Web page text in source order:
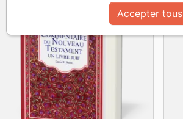
Accepter tous